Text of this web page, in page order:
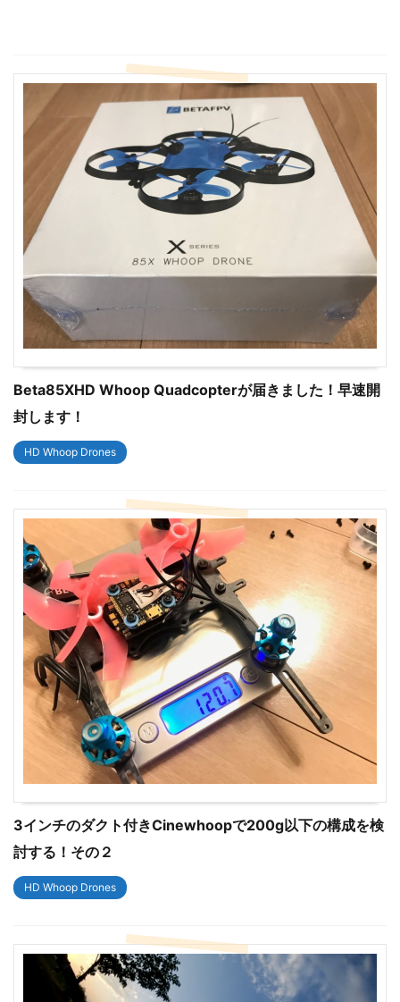
Beta85XHD Whoop Quadcopterが届きました！早速開
封します！
HD Whoop Drones
3インチのダクト付きCinewhoopで200g以下の構成を検
討する！その２
HD Whoop Drones